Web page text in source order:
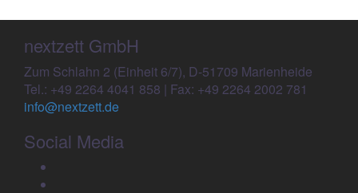
nextzett GmbH
Zum Schlahn 2 (Einheit 6/7), D-51709 Marienheide
Tel.: +49 2264 4041 858 | Fax: +49 2264 2002 781
info@nextzett.de
Social Media